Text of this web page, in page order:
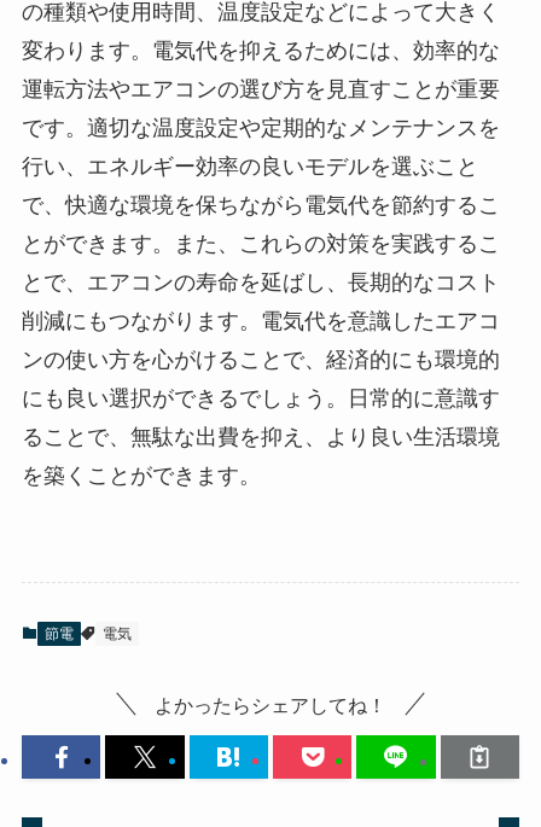
の種類や使用時間、温度設定などによって大きく
変わります。電気代を抑えるためには、効率的な
運転方法やエアコンの選び方を見直すことが重要
です。適切な温度設定や定期的なメンテナンスを
行い、エネルギー効率の良いモデルを選ぶこと
で、快適な環境を保ちながら電気代を節約するこ
とができます。また、これらの対策を実践するこ
とで、エアコンの寿命を延ばし、長期的なコスト
削減にもつながります。電気代を意識したエアコ
ンの使い方を心がけることで、経済的にも環境的
にも良い選択ができるでしょう。日常的に意識す
ることで、無駄な出費を抑え、より良い生活環境
を築くことができます。
節電 電気
よかったらシェアしてね！